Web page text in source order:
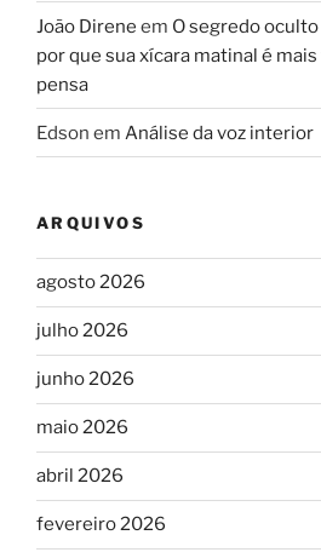
João Direne em O segredo
por que sua xícara matinal é
pensa
Edson em Análise da voz interior
ARQUIVOS
agosto 2026
julho 2026
junho 2026
maio 2026
abril 2026
fevereiro 2026